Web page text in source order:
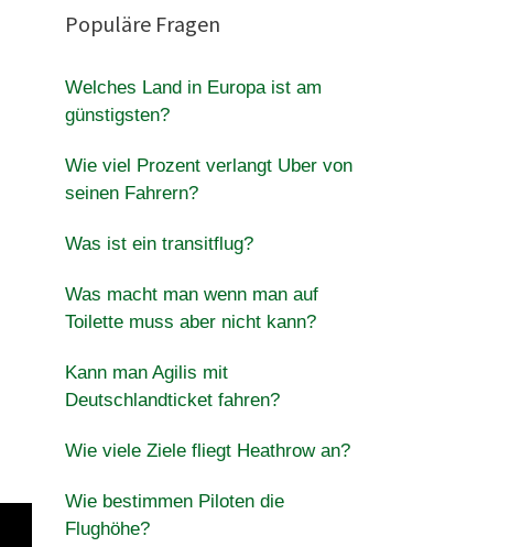
Populäre Fragen
Welches Land in Europa ist am
günstigsten?
Wie viel Prozent verlangt Uber von
seinen Fahrern?
Was ist ein transitflug?
Was macht man wenn man auf
Toilette muss aber nicht kann?
Kann man Agilis mit
Deutschlandticket fahren?
Wie viele Ziele fliegt Heathrow an?
Wie bestimmen Piloten die
Flughöhe?